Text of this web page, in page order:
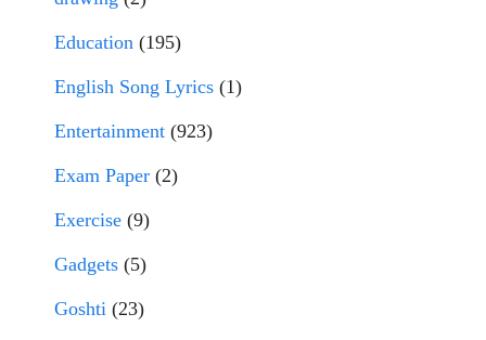
Education (195)
English Song Lyrics (1)
Entertainment (923)
Exam Paper (2)
Exercise (9)
Gadgets (5)
Goshti (23)